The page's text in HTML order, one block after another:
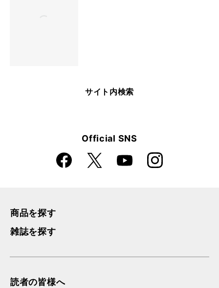
サイト内検索
Official SNS
Faceboo
k
X YouTube Instagra
m
商品を探す
雑誌を探す
読者の皆様へ